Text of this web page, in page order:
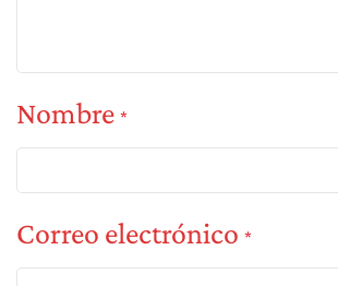
Nombre *
Correo electrónico *